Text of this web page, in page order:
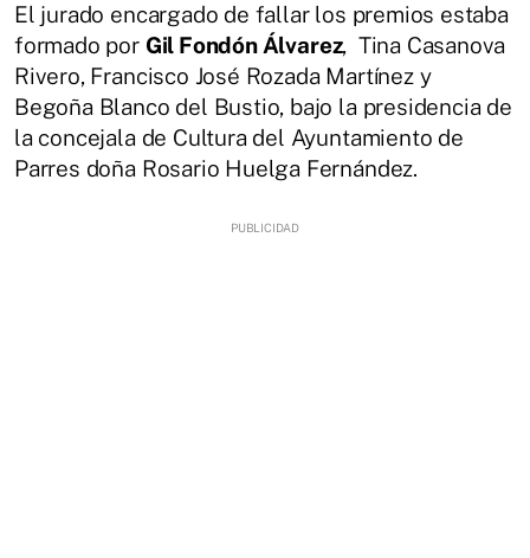
El jurado encargado de fallar los premios estaba
formado por Gil Fondón Álvarez, Tina Casanova
Rivero, Francisco José Rozada Martínez y
Begoña Blanco del Bustio, bajo la presidencia de
la concejala de Cultura del Ayuntamiento de
Parres doña Rosario Huelga Fernández.